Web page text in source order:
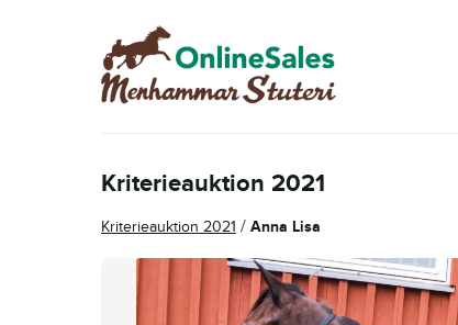
Hoppa
till
navigering
Hoppa
till
innehåll
Kriterieauktion 2021
Kriterieauktion 2021 / Anna Lisa